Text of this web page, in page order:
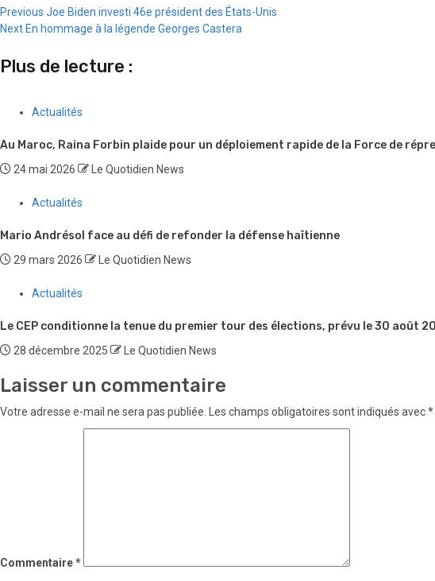
Continue
Reading
Previous Joe Biden investi 46e président des États-Unis
Next En hommage à la légende Georges Castera
Plus de lecture :
Actualités
Au Maroc, Raina Forbin plaide pour un déploiement rapide de la Force de
24 mai 2026 Le Quotidien News
Actualités
Mario Andrésol face au défi de refonder la défense haïtienne
29 mars 2026 Le Quotidien News
Actualités
Le CEP conditionne la tenue du premier tour des élections, prévu le 30 août
28 décembre 2025 Le Quotidien News
Laisser un commentaire
Votre adresse e-mail ne sera pas publiée. Les champs obligatoires sont indiqués avec*
Commentaire*